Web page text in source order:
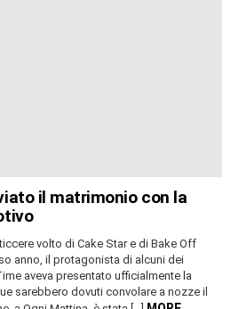
il matrimonio con la
volto di Cake Star e di Bake Off
anno, il protagonista di alcuni dei
aveva presentato ufficialmente la
sarebbero dovuti convolare a nozze il